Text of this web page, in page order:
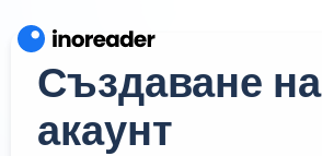
Създаване на
акаунт